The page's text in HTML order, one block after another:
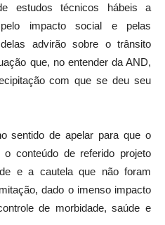
estudos técnicos hábeis a
impacto social e pelas
advirão sobre o trânsito
que, no entender da AND,
com que se deu seu
sentido de apelar para que o
conteúdo de referido projeto
e a cautela que não foram
dado o imenso impacto
de morbidade, saúde e